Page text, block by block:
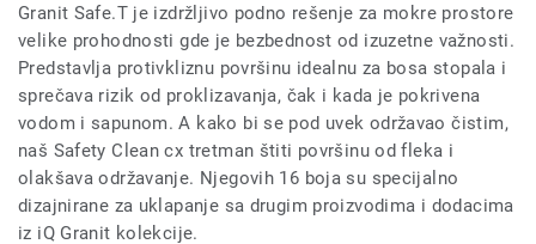
Granit Safe.T je izdržljivo podno rešenje za mokre prostore
velike prohodnosti gde je bezbednost od izuzetne važnosti.
Predstavlja protivkliznu površinu idealnu za bosa stopala i
sprečava rizik od proklizavanja, čak i kada je pokrivena
vodom i sapunom. A kako bi se pod uvek održavao čistim,
naš Safety Clean cx tretman štiti površinu od fleka i
olakšava održavanje. Njegovih 16 boja su specijalno
dizajnirane za uklapanje sa drugim proizvodima i dodacima
iz iQ Granit kolekcije.